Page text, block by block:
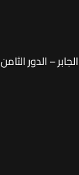
– الدور الثامن